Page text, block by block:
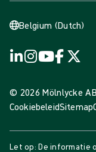
Belgium (Dutch)
© 2026 Mölnlycke
CookiebeleidSitemap
Let op: De informatie